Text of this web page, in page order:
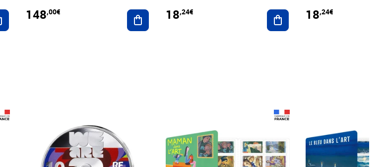
Ajouter au panier
148,00€ Ajouter au panier
18,24€ Ajouter au panier
18,24€